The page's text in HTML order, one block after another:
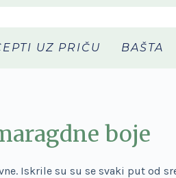
UZ PRIČU BAŠTA
boje
Iskrile su su se svaki put od